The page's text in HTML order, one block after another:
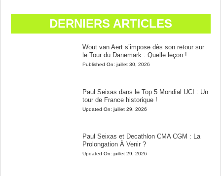
DERNIERS ARTICLES
Wout van Aert s’impose dès son retour sur
le Tour du Danemark : Quelle leçon !
Published On: juillet 30, 2026
Paul Seixas dans le Top 5 Mondial UCI : Un
tour de France historique !
Updated On: juillet 29, 2026
Paul Seixas et Decathlon CMA CGM : La
Prolongation À Venir ?
Updated On: juillet 29, 2026